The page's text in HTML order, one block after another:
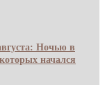
Ночью в
начался